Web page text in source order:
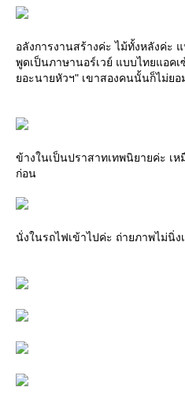
อลังการงานสร้างค่ะ ไม้ทั้งหลังค่ะ
พูดเป็นภาษานอร์เวย์ แบบไทยแอค
อะนายหัวฯ" เขาสองคนนั้นก็ไม่ยอ
ข้างในเป็นปราสาทเทพนิยายค่ะ เ
ก่อน
นั่งในรถไฟเข้าไปค่ะ ถ่ายภาพไม่นิ่ง